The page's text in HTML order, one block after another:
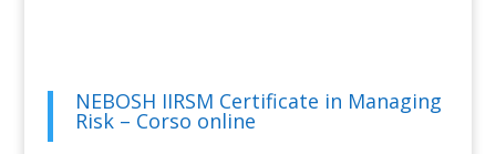
NEBOSH IIRSM Certificate in Managing
Risk – Corso online